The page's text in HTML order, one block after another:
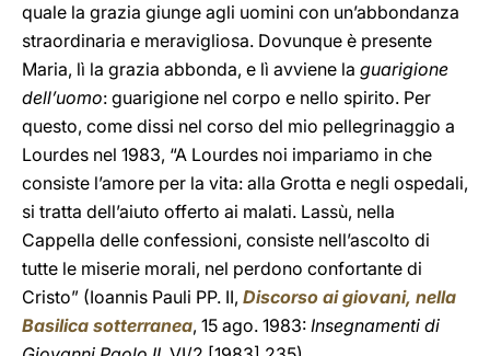
quale la grazia giunge agli uomini con un’abbondanza
straordinaria e meravigliosa. Dovunque è presente
Maria, lì la grazia abbonda, e lì avviene la guarigione
dell’uomo: guarigione nel corpo e nello spirito. Per
questo, come dissi nel corso del mio pellegrinaggio a
Lourdes nel 1983, “A Lourdes noi impariamo in che
consiste l’amore per la vita: alla Grotta e negli ospedali,
si tratta dell’aiuto offerto ai malati. Lassù, nella
Cappella delle confessioni, consiste nell’ascolto di
tutte le miserie morali, nel perdono confortante di
Cristo” (Ioannis Pauli PP. II, Discorso ai giovani, nella
Basilica sotterranea, 15 ago. 1983: Insegnamenti di